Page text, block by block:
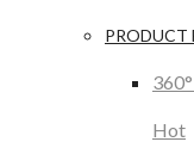
PRODUCT
Hot